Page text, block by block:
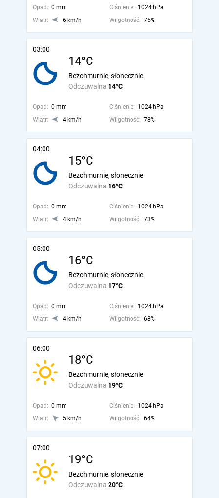
Opad: 0 mm Ciśnienie: 1024 hPa
Wiatr:
6 km/h Wilgotność: 75%
03:00
14°C
Odczuwalna 14°C
Bezchmurnie, słonecznie
Opad: 0 mm Ciśnienie: 1024 hPa
Wiatr:
4 km/h Wilgotność: 78%
04:00
15°C
Odczuwalna 16°C
Bezchmurnie, słonecznie
Opad: 0 mm Ciśnienie: 1024 hPa
Wiatr:
4 km/h Wilgotność: 73%
05:00
16°C
Odczuwalna 17°C
Bezchmurnie, słonecznie
Opad: 0 mm Ciśnienie: 1024 hPa
Wiatr:
4 km/h Wilgotność: 68%
06:00
18°C
Odczuwalna 19°C
Bezchmurnie, słonecznie
Opad: 0 mm Ciśnienie: 1024 hPa
Wiatr:
5 km/h Wilgotność: 64%
07:00
19°C
Odczuwalna 20°C
Bezchmurnie, słonecznie